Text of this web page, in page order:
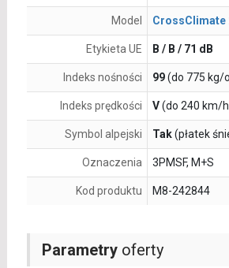
Parametryoferty
Model CrossClimate
Etykieta UE B / B / 71 dB
Indeks nośności 99(do 775 kg/
Indeks prędkości V(do 240 km/
Symbol alpejski Tak(płatek
Oznaczenia 3PMSF, M+S
Kod produktu M8-242844